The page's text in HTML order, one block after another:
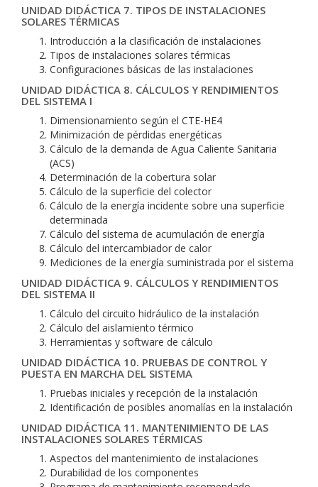
UNIDAD DIDÁCTICA 7. TIPOS DE INSTALACIONES
SOLARES TÉRMICAS
Introducción a la clasificación de instalaciones
Tipos de instalaciones solares térmicas
Configuraciones básicas de las instalaciones
UNIDAD DIDÁCTICA 8. CÁLCULOS Y RENDIMIENTOS
DEL SISTEMA I
Dimensionamiento según el CTE-HE4
Minimización de pérdidas energéticas
Cálculo de la demanda de Agua Caliente Sanitaria
(ACS)
Determinación de la cobertura solar
Cálculo de la superficie del colector
Cálculo de la energía incidente sobre una superficie
determinada
Cálculo del sistema de acumulación de energía
Cálculo del intercambiador de calor
Mediciones de la energía suministrada por el sistema
UNIDAD DIDÁCTICA 9. CÁLCULOS Y RENDIMIENTOS
DEL SISTEMA II
Cálculo del circuito hidráulico de la instalación
Cálculo del aislamiento térmico
Herramientas y software de cálculo
UNIDAD DIDÁCTICA 10. PRUEBAS DE CONTROL Y
PUESTA EN MARCHA DEL SISTEMA
Pruebas iniciales y recepción de la instalación
Identificación de posibles anomalías en la instalación
UNIDAD DIDÁCTICA 11. MANTENIMIENTO DE LAS
INSTALACIONES SOLARES TÉRMICAS
Aspectos del mantenimiento de instalaciones
Durabilidad de los componentes